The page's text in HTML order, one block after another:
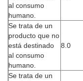
al consumo
humano.
Se trata de un
producto que no
está destinado
al consumo
humano.
8.0
Se trata de un